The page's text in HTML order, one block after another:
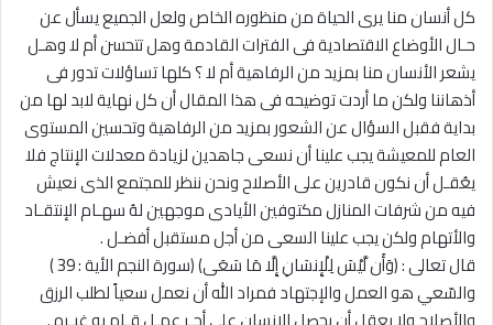
كل أنسان منا يرى الحياة من منظوره الخاص ولعل الجميع يسأل عن
حـال الأوضاع الاقتصادية فى الفترات القادمة وهل تتحسن أم لا وهـل
يشعر الأنسان منا بمزيد من الرفاهية أم لا ؟ كلها تساؤلات تدور فى
أذهاننا ولكن ما أردت توضيحه فى هذا المقال أن كل نهاية لابد لها من
بداية فقبل السؤال عن الشعور بمزيد من الرفاهية وتحسين المستوى
العام للمعيشة يجب علينا أن نسعى جاهدين لزيادة معدلات الإنتاج فلا
يعُقـل أن نكون قادرين على الأصلاح ونحن ننظر للمجتمع الذى نعيش
فيه من شرفات المنازل مكتوفين الأيادى موجهين لهُ سهـام الإنتقـاد
والأتهام ولكن يجب علينا السعى من أجل مستقبل أفضـل .
قال تعالى : (وَأَن لَّيْسَ لِلْإِنسَانِ إِلَّا مَا سَعَى) (سورة النجم الأية : 39 )
والسّعي هو العمل والإجتهاد فمراد الله أن نعمل سعياً لطلب الرزق